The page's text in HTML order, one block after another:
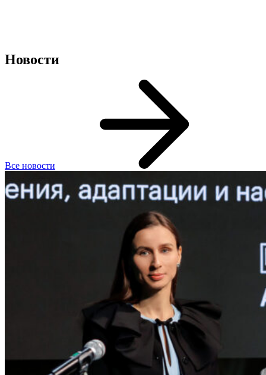
Новости
Все новости